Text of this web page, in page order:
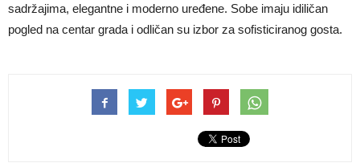
sadržajima, elegantne i moderno uređene. Sobe imaju idiličan
pogled na centar grada i odličan su izbor za sofisticiranog gosta.